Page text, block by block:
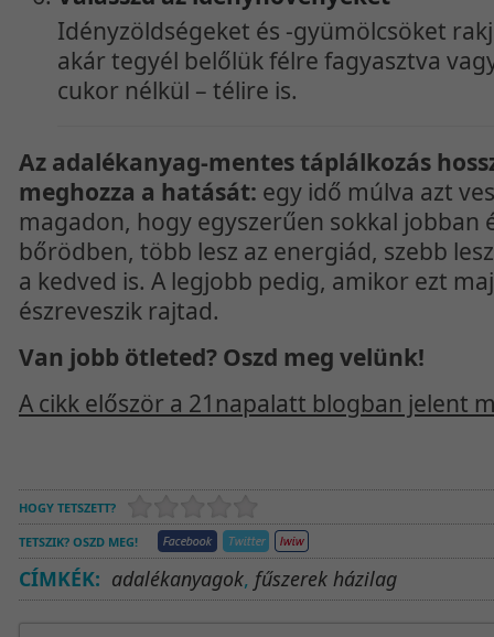
Idényzöldségeket és -gyümölcsöket
akár tegyél belőlük félre fagyasztva
cukor nélkül – télire is.
Az adalékanyag-mentes táplálkozás
meghozza a hatását: egy idő múlva azt
magadon, hogy egyszerűen sokkal jobban
bőrödben, több lesz az energiád, szebb
a kedved is. A legjobb pedig, amikor ezt
észreveszik rajtad.
Van jobb ötleted? Oszd meg velünk!
A cikk először a 21napalatt blogban jelent
HOGY TETSZETT?
TETSZIK? OSZD MEG!
CÍMKÉK: adalékanyagok, fűszerek házilag